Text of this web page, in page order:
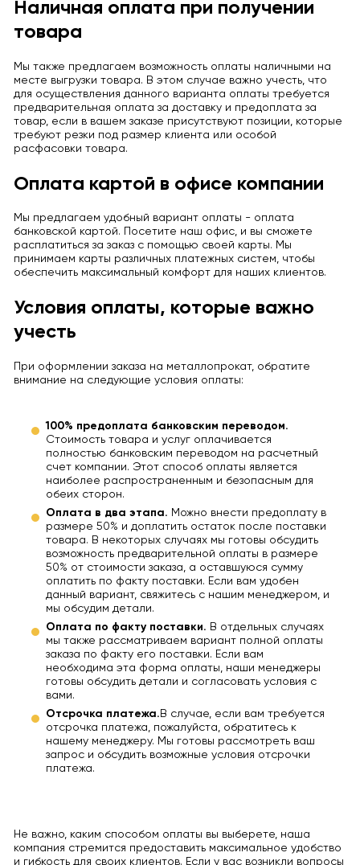
Наличная оплата при получении
товара
Мы также предлагаем возможность оплаты наличными на
месте выгрузки товара. В этом случае важно учесть, что
для осуществления данного варианта оплаты требуется
предварительная оплата за доставку и предоплата за
товар, если в вашем заказе присутствуют позиции, которые
требуют резки под размер клиента или особой
расфасовки товара.
Оплата картой в офисе компании
Мы предлагаем удобный вариант оплаты - оплата
банковской картой. Посетите наш офис, и вы сможете
расплатиться за заказ с помощью своей карты. Мы
принимаем карты различных платежных систем, чтобы
обеспечить максимальный комфорт для наших клиентов.
Условия оплаты, которые важно
учесть
При оформлении заказа на металлопрокат, обратите
внимание на следующие условия оплаты:
100% предоплата банковским переводом.
Стоимость товара и услуг оплачивается
полностью банковским переводом на расчетный
счет компании. Этот способ оплаты является
наиболее распространенным и безопасным для
обеих сторон.
Оплата в два этапа. Можно внести предоплату в
размере 50% и доплатить остаток после поставки
товара. В некоторых случаях мы готовы обсудить
возможность предварительной оплаты в размере
50% от стоимости заказа, а оставшуюся сумму
оплатить по факту поставки. Если вам удобен
данный вариант, свяжитесь с нашим менеджером, и
мы обсудим детали.
Оплата по факту поставки. В отдельных случаях
мы также рассматриваем вариант полной оплаты
заказа по факту его поставки. Если вам
необходима эта форма оплаты, наши менеджеры
готовы обсудить детали и согласовать условия с
вами.
Отсрочка платежа. В случае, если вам требуется
отсрочка платежа, пожалуйста, обратитесь к
нашему менеджеру. Мы готовы рассмотреть ваш
запрос и обсудить возможные условия отсрочки
платежа.
Не важно, каким способом оплаты вы выберете, наша
компания стремится предоставить максимальное удобство
и гибкость для своих клиентов. Если у вас возникли вопросы